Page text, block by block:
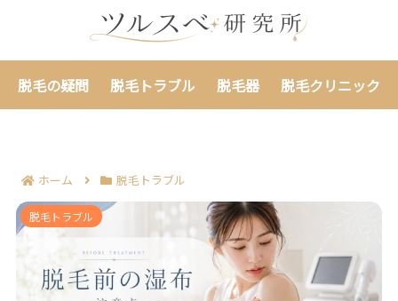
脱毛の疑問 脱毛トラブル 脱毛器 脱毛クリニック
ホーム 脱毛トラブル
脱毛前に湿布を貼ったときの注意点7つ｜光線過敏症を
避ける判断ができる！
脱毛トラブル